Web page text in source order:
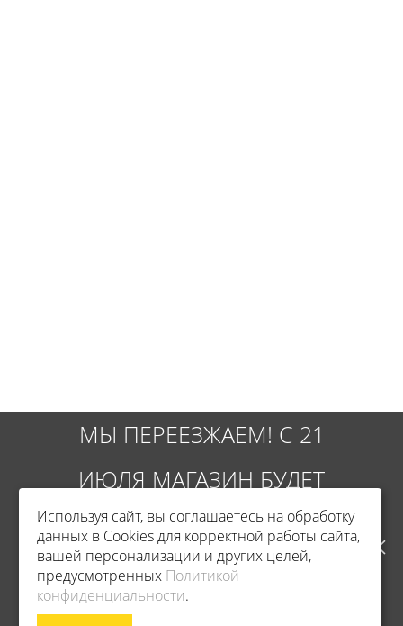
МЫ ПЕРЕЕЗЖАЕМ! С 21
ИЮЛЯ МАГАЗИН БУДЕТ
РАБОТАТЬ ПО НОВОМУ
АДРЕСУ. ПОДРОБНАЯ
ИНФОРМАЦИЯ О ПЕРЕЕЗДЕ
Фирменный магазин Champion
Используя сайт, вы соглашаетесь на обработку
данных в Cookies для корректной работы сайта,
вашей персонализации и других целей,
предусмотренных Политикой
конфиденциальности.